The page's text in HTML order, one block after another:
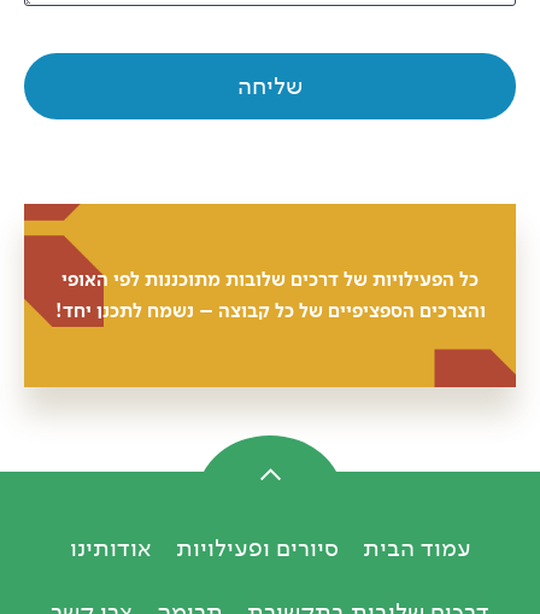
כל הפעילויות של דרכים שלובות מתוכננות לפי האופי
והצרכים הספציפיים של כל קבוצה – נשמח לתכנן יחד!
עמוד הבית סיורים ופעילויות
אודותינו